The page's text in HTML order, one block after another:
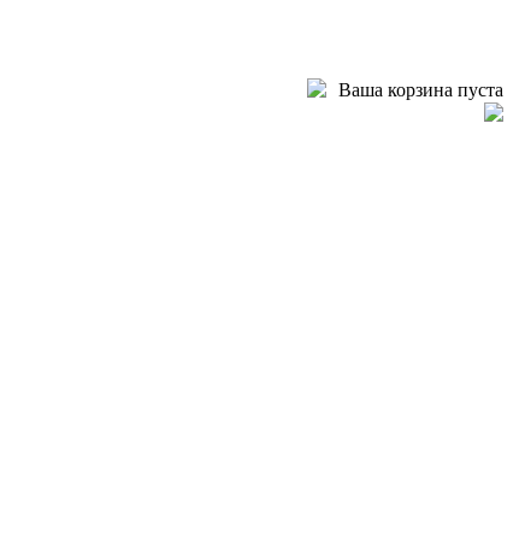
Ваша корзина пуста